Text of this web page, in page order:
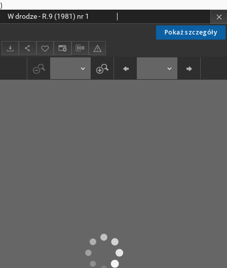
)
Pokaż szczegóły
W drodze - R.9 (1981) nr 1